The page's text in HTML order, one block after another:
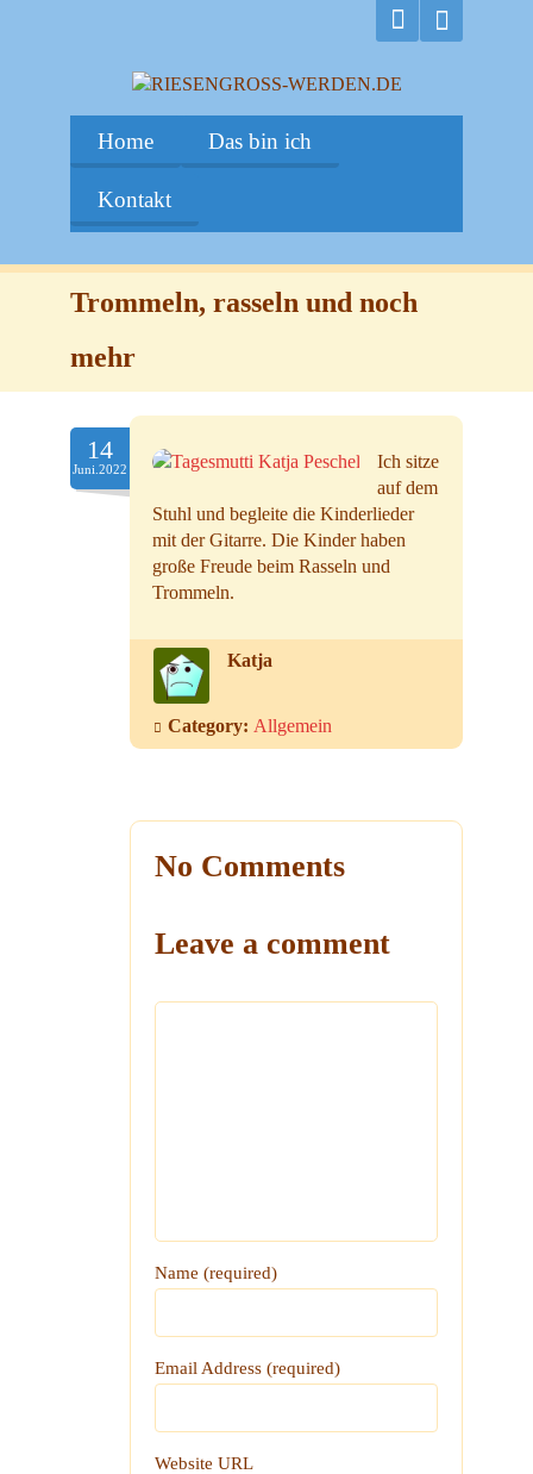
Home Das bin ich
Kontakt
Trommeln, rasseln und noch
mehr
14
Juni.2022
Ich sitze
auf dem
Stuhl und begleite die Kinderlieder
mit der Gitarre. Die Kinder haben
große Freude beim Rasseln und
Trommeln.
Katja
Category: Allgemein
No Comments
Leave a comment
Name (required)
Email Address (required)
Website URL